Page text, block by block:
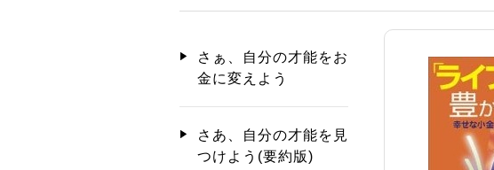
さぁ、自分の才能をお
金に変えよう
さあ、自分の才能を見
つけよう(要約版)